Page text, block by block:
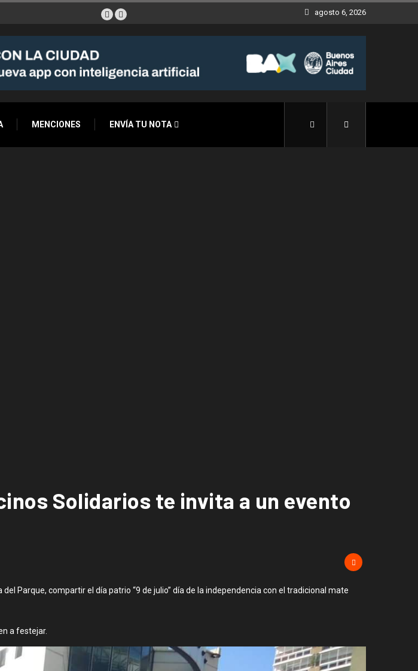
agosto 6, 2026
MENCIONES ENVÍA TU NOTA
Solidarios te invita a un evento
Parque, compartir el día patrio “9 de julio” día de la independencia con el tradicional mate
a festejar.